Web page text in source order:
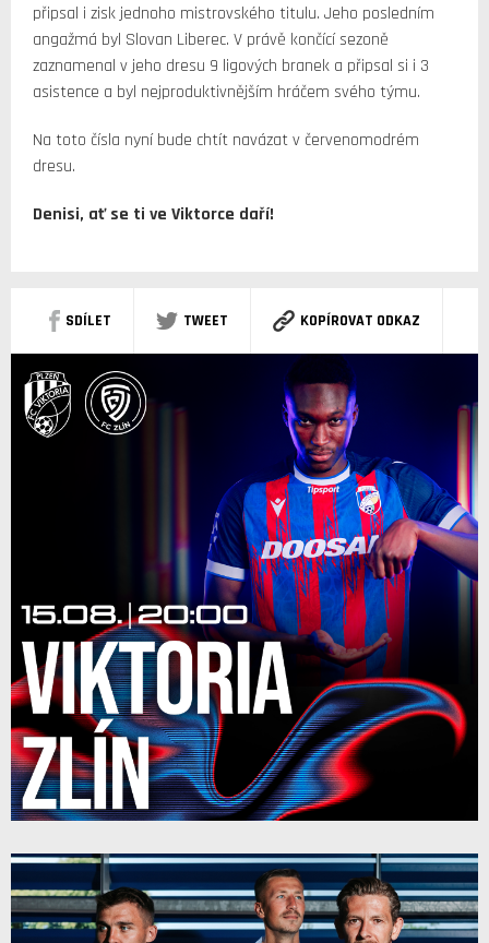
připsal i zisk jednoho mistrovského titulu. Jeho posledním
angažmá byl Slovan Liberec. V právě končící sezoně
zaznamenal v jeho dresu 9 ligových branek a připsal si i 3
asistence a byl nejproduktivnějším hráčem svého týmu.
Na toto čísla nyní bude chtít navázat v červenomodrém
dresu.
Denisi, ať se ti ve Viktorce daří!
SDÍLET TWEET KOPÍROVAT ODKAZ